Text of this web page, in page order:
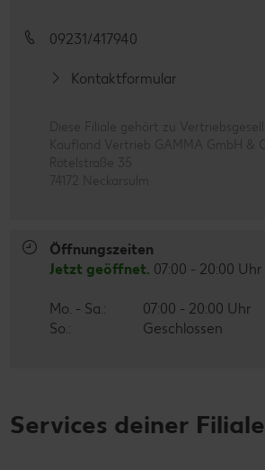
09231/417940
Kontaktformular
Diese Filiale gehört zu
Kaufland Vertrieb GAMMA GmbH &
Rötelstraße 35
74172 Neckarsulm
Öffnungszeiten
Jetzt geöffnet. 07:00 - 20:00 Uhr
Mo. - Sa.:
07:00 - 20:00 Uhr
So.:
Geschlossen
Services deiner Filiale